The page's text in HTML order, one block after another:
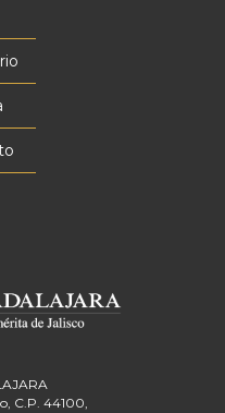
C.P. 44100,